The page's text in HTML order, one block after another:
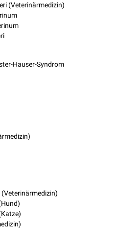
(Veterinärmedizin)
Hauser-Syndrom